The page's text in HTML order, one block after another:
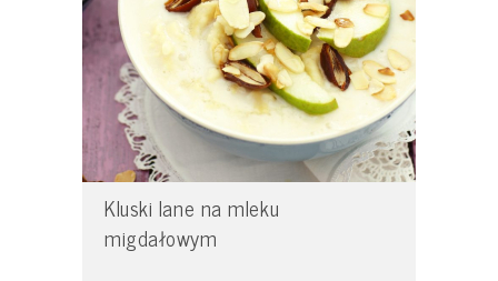
Kluski lane na mleku
migdałowym